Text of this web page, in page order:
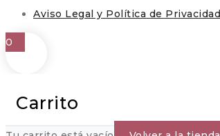
Aviso Legal y Política de Privacidad
0
Carrito